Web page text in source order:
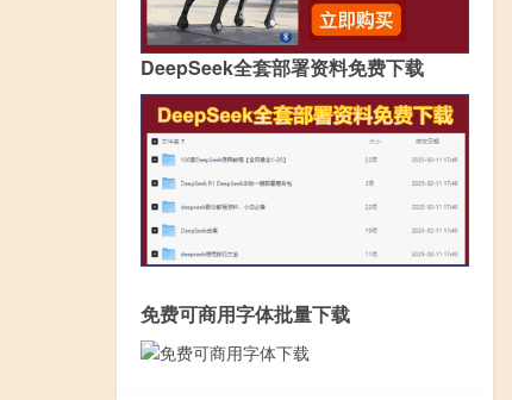
DeepSeek全套部署资料免费下载
免费可商用字体批量下载